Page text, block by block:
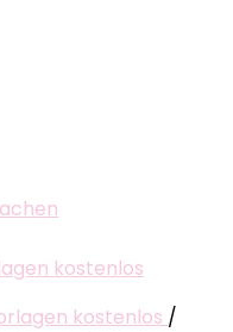
kostenlos
kostenlos /